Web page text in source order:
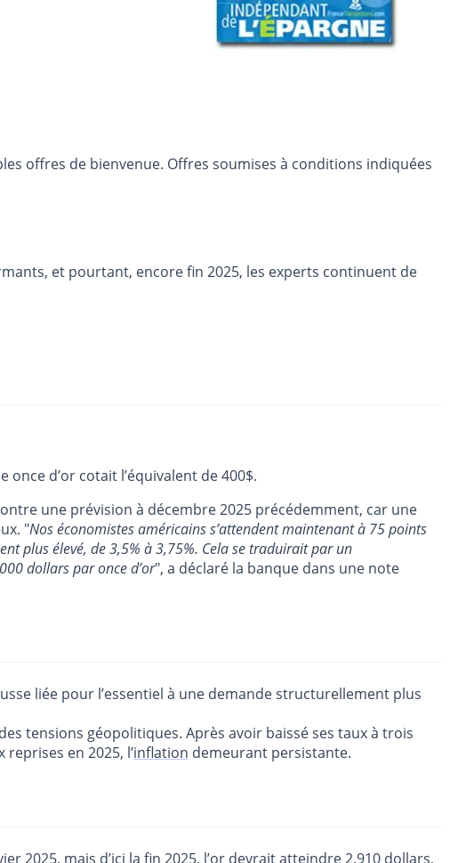
offres de bienvenue. Offres soumises à conditions indiquées
et pourtant, encore fin 2025, les experts continuent de
d’or cotait l’équivalent de 400$.
une prévision à décembre 2025 précédemment, car une
"Nos économistes américains s’attendent maintenant à 75 points
plus élevé, de 3,5% à 3,75%. Cela se traduirait par un
dollars par once d’or", a déclaré la banque dans une note
liée pour l’essentiel à une demande structurellement plus
tensions géopolitiques. Après avoir baissé ses taux à trois
en 2025, l’inflation demeurant persistante.
2025. mais d’ici la fin 2025, l’or devrait atteindre 2.910 dollars,